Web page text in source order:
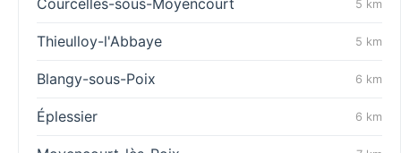
Courcelles-sous-Moyencourt 5 km
Thieulloy-l'Abbaye 5 km
Blangy-sous-Poix 6 km
Éplessier 6 km